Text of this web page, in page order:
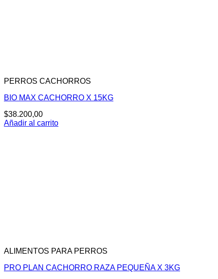
PERROS CACHORROS
BIO MAX CACHORRO X 15KG
$38.200,00
Añadir al carrito
ALIMENTOS PARA PERROS
PRO PLAN CACHORRO RAZA PEQUEÑA X 3KG